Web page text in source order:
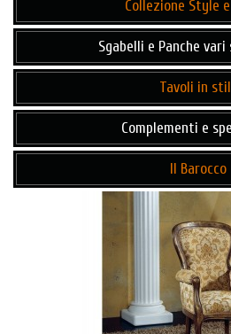
Collezione Style
Sgabelli e Panche
Tavoli in
Complementi e
Il Barocco